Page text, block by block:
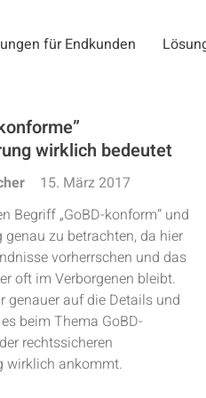
für Endkunden
wirklich bedeutet
15. März 2017
Begriff „GoBD-konform“ und
genau zu betrachten, da hier
vorherrschen und das
oft im Verborgenen bleibt.
genauer auf die Details und
beim Thema GoBD-
rechtssicheren
wirklich ankommt.